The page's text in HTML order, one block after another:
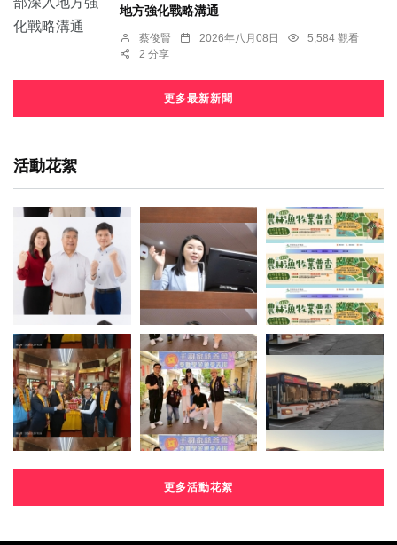
地方強化戰略溝通
蔡俊賢 2026年八月08日
5,584 觀看
2 分享
更多最新新聞
活動花絮
更多活動花絮